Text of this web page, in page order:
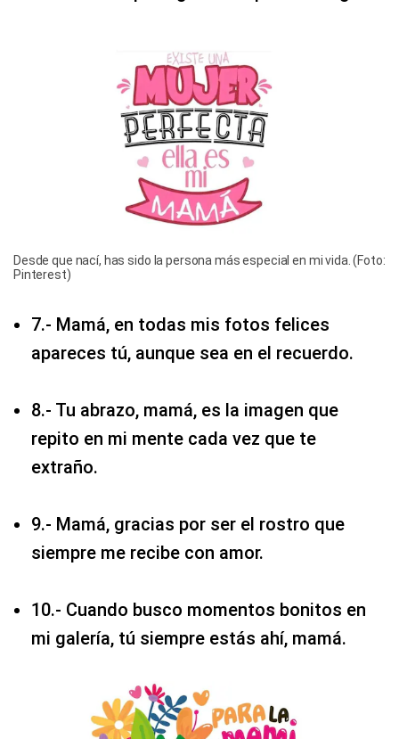
Desde que nací, has sido la persona más especial en mi vida. (Foto:
Pinterest)
7.- Mamá, en todas mis fotos felices
apareces tú, aunque sea en el recuerdo.
8.- Tu abrazo, mamá, es la imagen que
repito en mi mente cada vez que te
extraño.
9.- Mamá, gracias por ser el rostro que
siempre me recibe con amor.
10.- Cuando busco momentos bonitos en
mi galería, tú siempre estás ahí, mamá.